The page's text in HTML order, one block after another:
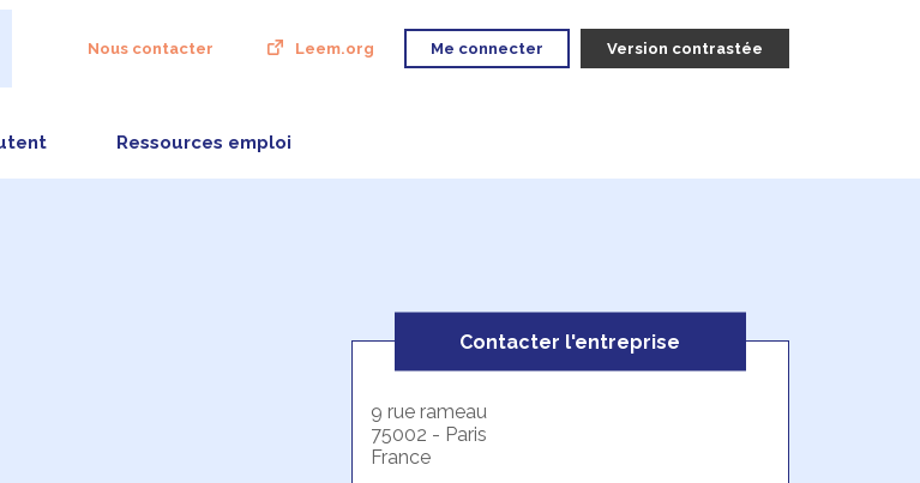
Nous contacter Leem.org Me connecter Version contrastée
Ressources emploi
Contacter l'entreprise
9 rue rameau
75002 - Paris
France